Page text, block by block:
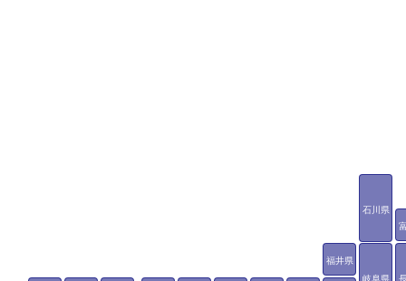
石川県
福井県
岐阜県